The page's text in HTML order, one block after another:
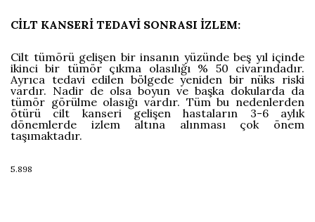
CİLT KANSERİ TEDAVİ SONRASI İZLEM:
Cilt tümörü gelişen bir insanın yüzünde beş yıl içinde
ikinci bir tümör çıkma olasılığı % 50 civarındadır.
Ayrıca tedavi edilen bölgede yeniden bir nüks riski
vardır. Nadir de olsa boyun ve başka dokularda da
tümör görülme olasığı vardır. Tüm bu nedenlerden
ötürü cilt kanseri gelişen hastaların 3-6 aylık
dönemlerde izlem altına alınması çok önem
taşımaktadır.
5.898